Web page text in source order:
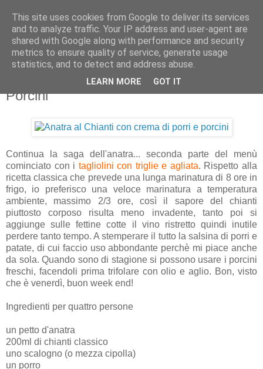
Artravelling
venerdì 28 maggio 2010
Anatra al Chianti con crema di Porri e
Porcini
Continua la saga dell'anatra... seconda parte del menù
cominciato con i tagliolini con triglie e agliata. Rispetto alla
ricetta classica che prevede una lunga marinatura di 8 ore in
frigo, io preferisco una veloce marinatura a temperatura
ambiente, massimo 2/3 ore, così il sapore del chianti
piuttosto corposo risulta meno invadente, tanto poi si
aggiunge sulle fettine cotte il vino ristretto quindi inutile
perdere tanto tempo. A stemperare il tutto la salsina di porri e
patate, di cui faccio uso abbondante perchè mi piace anche
da sola. Quando sono di stagione si possono usare i porcini
freschi, facendoli prima trifolare con olio e aglio. Bon, visto
che è venerdì, buon week end!
Ingredienti per quattro persone
un petto d'anatra
200ml di chianti classico
uno scalogno (o mezza cipolla)
un porro
This site uses cookies from Google to deliver its services
and to analyze traffic. Your IP address and user-agent are
shared with Google along with performance and security
metrics to ensure quality of service, generate usage
statistics, and to detect and address abuse.
LEARN MORE GOT IT